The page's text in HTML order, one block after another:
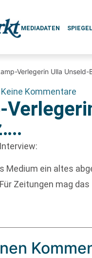
MEDIADATEN
Verlegerin Ulla
Keine Kommentare
Medium ein altes
Zeitungen mag